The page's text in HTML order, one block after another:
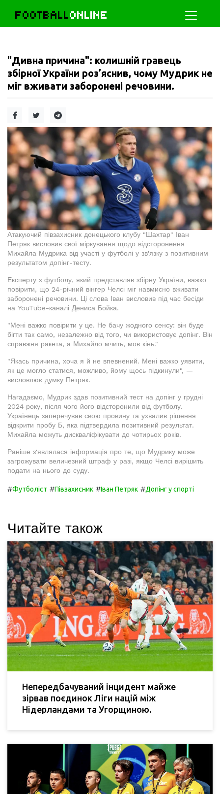
FOOTBALLONLINE
"Дивна причина": колишній гравець
збірної України роз’яснив, чому Мудрик не
міг вживати заборонені речовини.
Атакуючий півзахисник донецького клубу "Шахтар" Іван
Петряк висловив свої міркування щодо відсторонення
Михайла Мудрика від участі у футболі у зв'язку з позитивним
результатом допінг-тесту.
Експерту з футболу, який представляв збірну України, важко
повірити, що 24-річний вінгер Челсі міг навмисно вживати
заборонені речовини. Ці слова Іван висловив під час бесіди
на YouTube-каналі Дениса Бойка.
"Мені важко повірити у це. Не бачу жодного сенсу: він буде
бігти так само, незалежно від того, чи використовує допінг. Він
справжня ракета, а Михайло мчить, мов кінь."
"Якась причина, хоча я й не впевнений. Мені важко уявити,
як це могло статися, можливо, йому щось підкинули", —
висловлює думку Петряк.
Нагадаємо, Мудрик здав позитивний тест на допінг у грудні
2024 року, після чого його відсторонили від футболу.
Українець заперечував свою провину та ухвалив рішення
відкрити пробу Б, яка підтвердила позитивний результат.
Михайла можуть дискваліфікувати до чотирьох років.
Раніше з'являлася інформація про те, що Мудрику може
загрожувати величезний штраф у разі, якщо Челсі вирішить
подати на нього до суду.
#Футболіст #Півзахисник #Іван Петряк #Допінг у спорті
Читайте також
Непередбачуваний інцидент майже
зірвав поєдинок Ліги націй між
Нідерландами та Угорщиною.